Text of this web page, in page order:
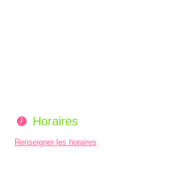
Horaires
Renseigner les horaires